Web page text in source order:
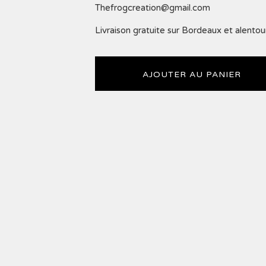
Thefrogcreation@gmail.com
Livraison gratuite sur Bordeaux et
AJOUTER AU PANIER